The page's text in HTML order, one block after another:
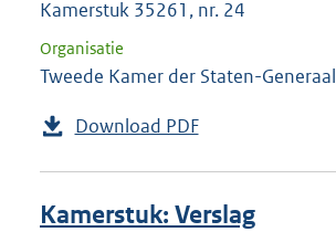
Kamerstuk 35261, nr. 24
Organisatie
Tweede Kamer der Staten-Generaal
Download PDF
Kamerstuk: Verslag